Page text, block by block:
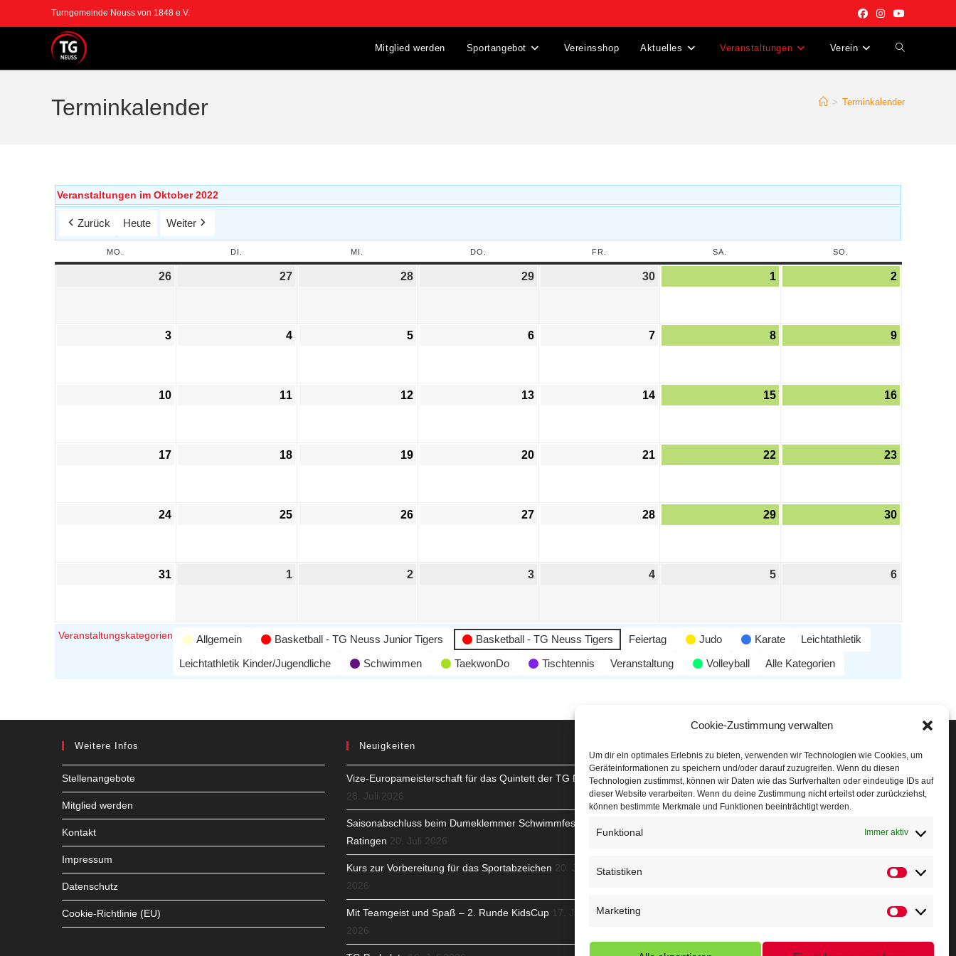
Cookie-Zustimmung verwalten
Um dir ein optimales Erlebnis zu bieten, verwenden wir Technologien wie Cookies, um
Geräteinformationen zu speichern und/oder darauf zuzugreifen. Wenn du diesen
Technologien zustimmst, können wir Daten wie das Surfverhalten oder eindeutige IDs auf
dieser Website verarbeiten. Wenn du deine Zustimmung nicht erteilst oder zurückziehst,
können bestimmte Merkmale und Funktionen beeinträchtigt werden.
Funktional Immer aktiv
Statistiken
Marketing
Turngemeinde Neuss von 1848 e.V.
Mitglied werden Sportangebot Vereinsshop Aktuelles Veranstaltungen Verein
Terminkalender > Terminkalender
Veranstaltungen im Oktober 2022
Zurück Heute Weiter
MO. DI. MI. DO. FR. SA. SO.
26 27 28 29 30 1 2
3 4 5 6 7 8 9
10 11 12 13 14 15 16
17 18 19 20 21 22 23
24 25 26 27 28 29 30
31 1 2 3 4 5 6
Veranstaltungskategorien Allgemein Basketball - TG Neuss Junior Tigers Basketball - TG Neuss Tigers Feiertag Judo Karate
Leichtathletik
Leichtathletik Kinder/Jugendliche
Schwimmen TaekwonDo Tischtennis Veranstaltung Volleyball Alle Kategorien
Weitere Infos
Stellenangebote
Mitglied werden
Kontakt
Impressum
Datenschutz
Cookie-Richtlinie (EU)
Neuigkeiten
Vize-Europameisterschaft für das Quintett der TG Neuss
28. Juli 2026
Saisonabschluss beim Dumeklemmer Schwimmfest in
Ratingen 20. Juli 2026
Kurs zur Vorbereitung für das Sportabzeichen 20. Juli
2026
Mit Teamgeist und Spaß – 2. Runde KidsCup 17. Juli
2026
Höffner Run
Schnuppertag
Terminkalender
Nikolaus-Crosslauf
Capoeira Camp